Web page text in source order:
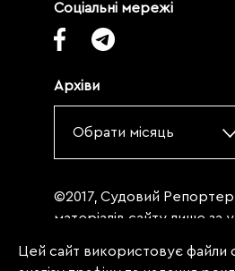
Соціальні мережі
Архіви
Обрати місяць
©2017, Судовий
матеріалів сайту лише за
«Судовий репортер» не
Цей сайт використовує файли